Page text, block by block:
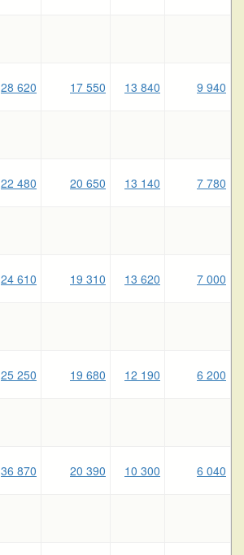
28 620 17 550 13 840 9 940
22 480 20 650 13 140 7 780
24 610 19 310 13 620 7 000
25 250 19 680 12 190 6 200
36 870 20 390 10 300 6 040